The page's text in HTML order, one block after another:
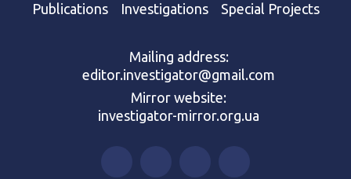
Publications Investigations Special Projects
Mailing address:
editor.investigator@gmail.com
Mirror website:
investigator-mirror.org.ua